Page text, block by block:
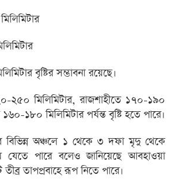
বৃষ্টির সম্ভাবনা রয়েছে।
২৫০ মিলিমিটার, রাজশাহীতে ১৭০-১৯০
১৮০ মিলিমিটার পর্যন্ত বৃষ্টি হতে পারে।
বিভিন্ন অঞ্চলে ১ থেকে ৩ দফা মৃদু থেকে
যেতে পারে বলেও জানিয়েছে আবহাওয়া
তাপপ্রবাহে রূপ নিতে পারে।